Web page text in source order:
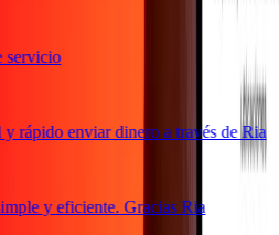
enviar dinero a través de Ria
y eficiente. Gracias Ria